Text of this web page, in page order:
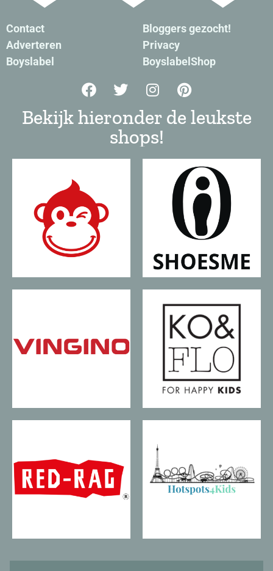
Contact
Adverteren
Boyslabel
Bloggers gezocht!
Privacy
BoyslabelShop
Bekijk hieronder de leukste
shops!